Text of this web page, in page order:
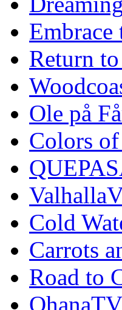
Embrace
Return
Ole på
Colors
Cold
Carrots
Road to